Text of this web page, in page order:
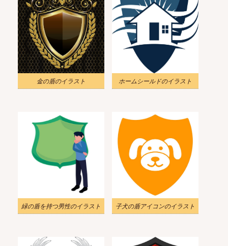
金の盾のイラスト ホームシールドのイラスト
緑の盾を持つ男性のイラスト 子犬の盾アイコンのイラスト